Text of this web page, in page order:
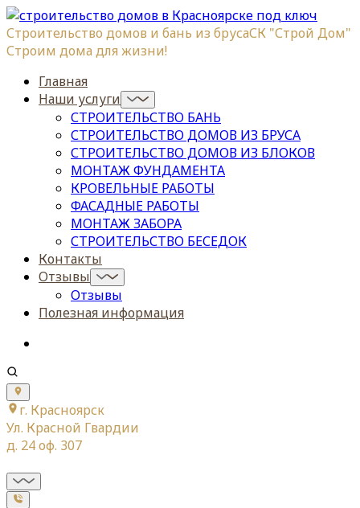
Строительство домов и бань из брусаСК "Строй Дом"
Строим дома для жизни!
Главная
Наши услуги
СТРОИТЕЛЬСТВО БАНЬ
СТРОИТЕЛЬСТВО ДОМОВ ИЗ БРУСА
СТРОИТЕЛЬСТВО ДОМОВ ИЗ БЛОКОВ
МОНТАЖ ФУНДАМЕНТА
КРОВЕЛЬНЫЕ РАБОТЫ
ФАСАДНЫЕ РАБОТЫ
МОНТАЖ ЗАБОРА
СТРОИТЕЛЬСТВО БЕСЕДОК
Контакты
Отзывы
Отзывы
Полезная информация
г. Красноярск
Ул. Красной Гвардии
д. 24 оф. 307